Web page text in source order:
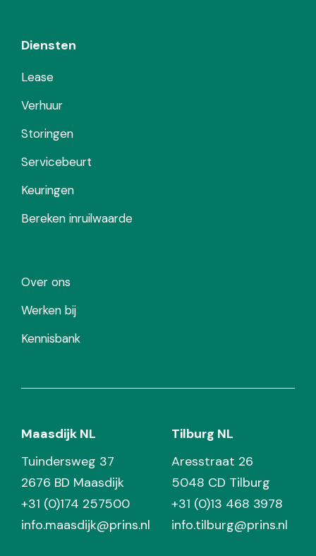
Diensten
Lease
Verhuur
Storingen
Servicebeurt
Keuringen
Bereken inruilwaarde
Over ons
Werken bij
Kennisbank
Maasdijk NL
Tuindersweg 37
2676 BD Maasdijk
+31 (0)174 257500
info.maasdijk@prins.nl
Tilburg NL
Aresstraat 26
5048 CD Tilburg
+31 (0)13 468 3978
info.tilburg@prins.nl